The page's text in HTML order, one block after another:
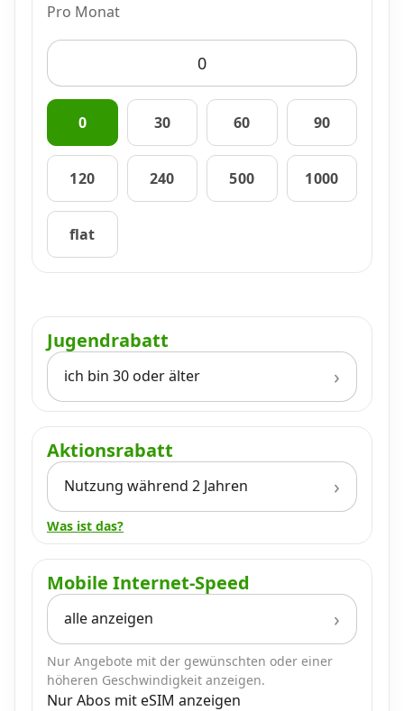
Pro Monat
0 30 60 90
120 240 500 1000
flat
Jugendrabatt
ich bin 30 oder älter
Aktionsrabatt
Nutzung während 2 Jahren
Was ist das?
Mobile Internet-Speed
alle anzeigen
Nur Angebote mit der gewünschten oder einer
höheren Geschwindigkeit anzeigen.
Nur Abos mit eSIM anzeigen